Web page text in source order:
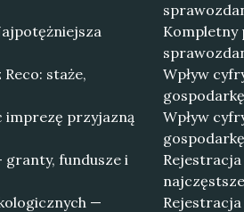
staże,
imprezę przyjazną
granty, fundusze i
—
Kompletny
Wpływ
Wpływ